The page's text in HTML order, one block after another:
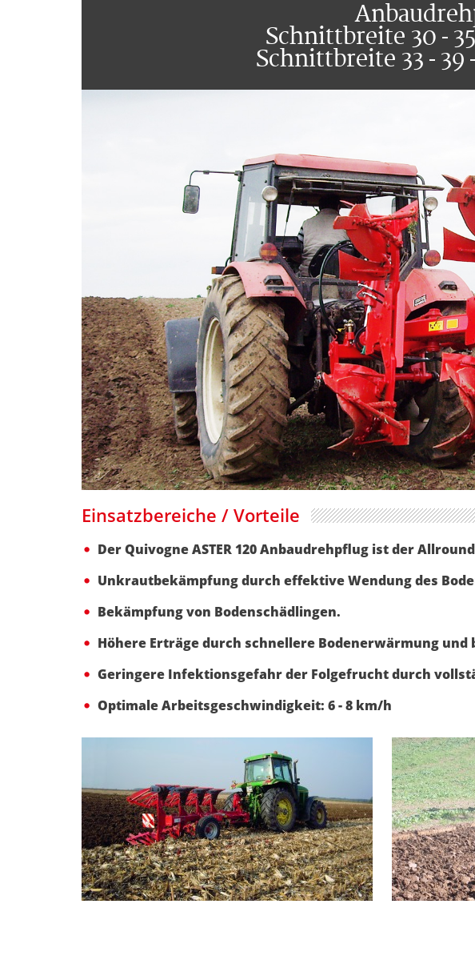
Schnittbreite 30 -
Schnittbreite 33 - 39
Einsatzbereiche / Vorteile
Der Quivogne ASTER 120 Anbaudrehpflug ist der
Unkrautbekämpfung durch effektive Wendung des
Bekämpfung von Bodenschädlingen.
Höhere Erträge durch schnellere Bodenerwärmung
Geringere Infektionsgefahr der Folgefrucht durch
Optimale Arbeitsgeschwindigkeit: 6 - 8 km/h